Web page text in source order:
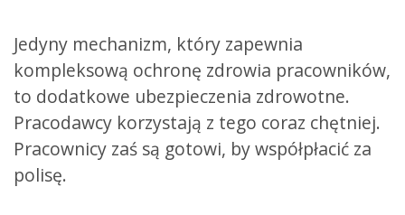
Jedyny mechanizm, który zapewnia
kompleksową ochronę zdrowia pracowników,
to dodatkowe ubezpieczenia zdrowotne.
Pracodawcy korzystają z tego coraz chętniej.
Pracownicy zaś są gotowi, by współpłacić za
polisę.